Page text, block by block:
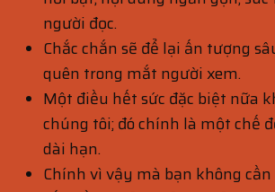
người đọc.
Chắc chắn sẽ để lại ấn tượng
quên trong mắt người xem.
Một điều hết sức đặc biệt nữa
chúng tôi; đó chính là một chế
dài hạn.
Chính vì vậy mà bạn không